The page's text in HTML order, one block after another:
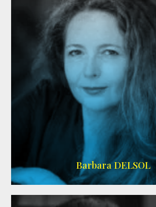
IMDB
Barbara DELSOL